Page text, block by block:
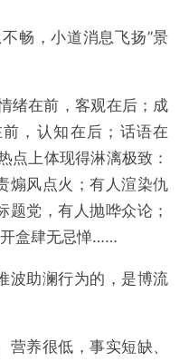
畅，小道消息飞扬”景
绪在前，客观在后；成
，认知在后；话语在
点上体现得淋漓极致：
煽风点火；有人渲染仇
党，有人抛哗众论；
开盒肆无忌惮……
波助澜行为的，是博流
养很低，事实短缺、